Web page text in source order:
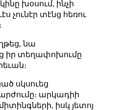
խօսում, ինչի
չունէր տէնց հեռու
նա
իր տեղափոխումը
սկսուեց
արկադիի
իսկ յետոյ